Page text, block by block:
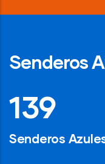
Senderos
194
Senderos